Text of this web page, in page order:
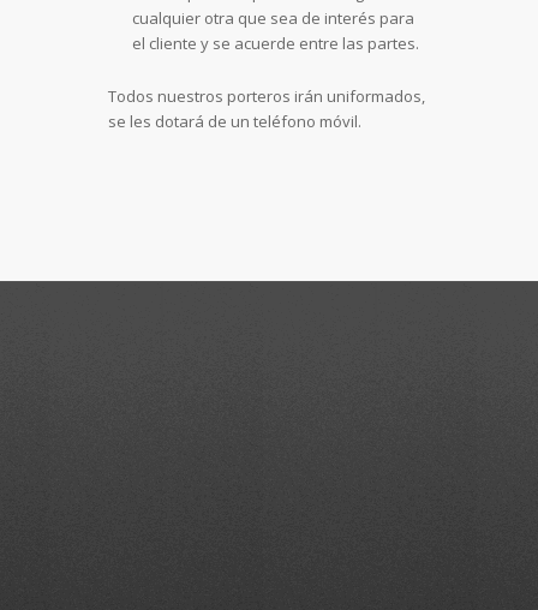
cualquier otra que sea de interés para
el cliente y se acuerde entre las partes.
Todos nuestros porteros irán uniformados,
se les dotará de un teléfono móvil.